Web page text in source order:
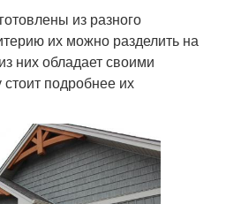
из разного
их можно разделить на
них обладает своими
подробнее их